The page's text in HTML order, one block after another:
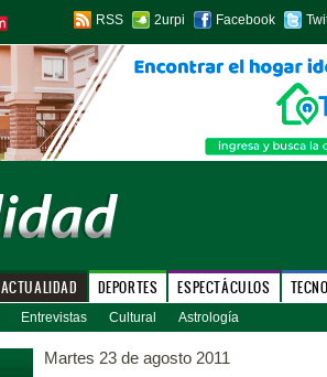
RSS 2urpi Facebook
ACTUALIDAD DEPORTES ESPECTÁCULOS
Entrevistas Cultural Astrología
Martes 23 de agosto 2011